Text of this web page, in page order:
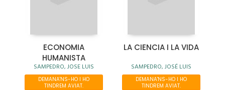
ECONOMIA
HUMANISTA
SAMPEDRO, JOSE LUIS
DEMANA'NS-HO I HO
TINDREM AVIAT.
LA CIENCIA I LA VIDA
SAMPEDRO, JOSÉ LUIS
DEMANA'NS-HO I HO
TINDREM AVIAT.